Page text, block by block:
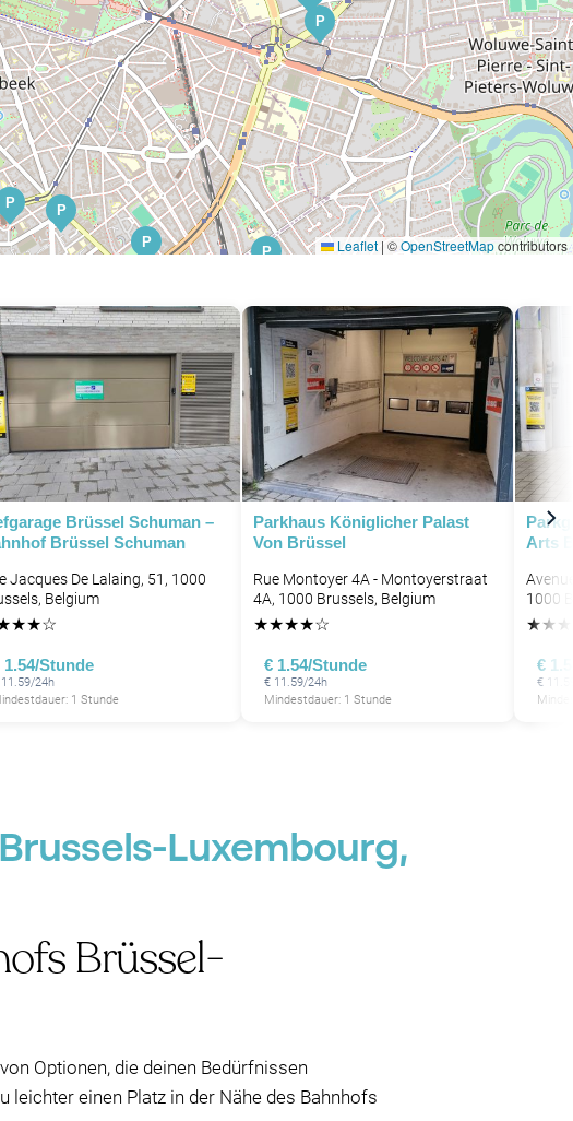
P P
P
P
P
P
P
P
P
P
P
Leaflet |©OpenStreetMapcontributors
Brüssel Schuman –
Brüssel Schuman
Jacques De Lalaing, 51, 1000
Belgium
★★☆
1.54/Stunde
24h
1 Stunde
Parkhaus Königlicher Palast
Von Brüssel
Rue Montoyer 4A - Montoyerstraat
4A, 1000 Brussels, Belgium
★★★★☆
€ 1.54/Stunde
€ 11.59/24h
Mindestdauer: 1 Stunde
Arts
1000
★★ ★
€
€
Luxembourg,
Brüssel-
Optionen, die deinen Bedürfnissen
einen Platz in der Nähe des Bahnhofs